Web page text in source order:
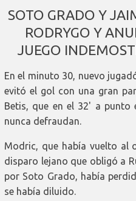
SOTO GRADO Y
RODRYGO Y
JUEGO
En el minuto 30, nuevo
evitó el gol con una gran
Betis, que en el 32' a punto
nunca defraudan.
Modric, que había vuelto al
disparo lejano que obligó a
por Soto Grado, había
se había diluido.